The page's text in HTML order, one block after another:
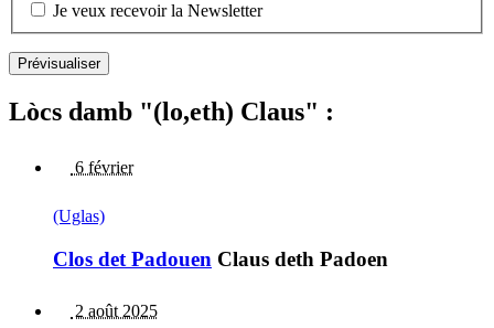
Je veux recevoir la Newsletter
Lòcs damb "(lo,eth) Claus" :
6 février
(Uglas)
Clos det Padouen Claus deth Padoen
2 août 2025